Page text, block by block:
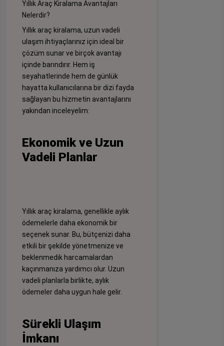
Yıllık Araç Kiralama Avantajları
Nelerdir?
Yıllık araç kiralama, uzun vadeli
ulaşım ihtiyaçlarınız için ideal bir
çözüm sunar ve birçok avantajı
içinde barındırır. Hem iş
seyahatlerinde hem de günlük
hayatta kullanıcılarına bir dizi fayda
sağlayan bu hizmetin avantajlarını
yakından inceleyelim:
Ekonomik ve Uzun
Vadeli Planlar
Yıllık araç kiralama, genellikle aylık
ödemelerle daha ekonomik bir
seçenek sunar. Bu, bütçenizi daha
etkili bir şekilde yönetmenize ve
beklenmedik harcamalardan
kaçınmanıza yardımcı olur. Uzun
vadeli planlarla birlikte, aylık
ödemeler daha uygun hale gelir.
Sürekli Ulaşım
İmkanı